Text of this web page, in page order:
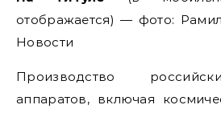
отображается) — фото:
Новости
Производство
аппаратов, включая